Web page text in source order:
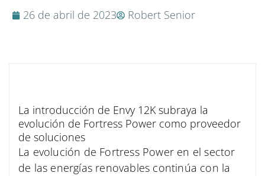
26 de abril de 2023 Robert Senior
La introducción de Envy 12K subraya la
evolución de Fortress Power como proveedor
de soluciones
La evolución de Fortress Power en el sector
de las energías renovables continúa con la